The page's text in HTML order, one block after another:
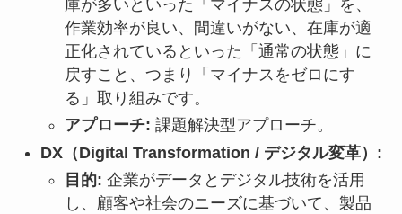
庫が多いといった「マイナスの状態」を、
作業効率が良い、間違いがない、在庫が適
正化されているといった「通常の状態」に
戻すこと、つまり「マイナスをゼロにす
る」取り組みです。
アプローチ: 課題解決型アプローチ。
DX（Digital Transformation / デジタル変革）:
目的: 企業がデータとデジタル技術を活用
し、顧客や社会のニーズに基づいて、製品